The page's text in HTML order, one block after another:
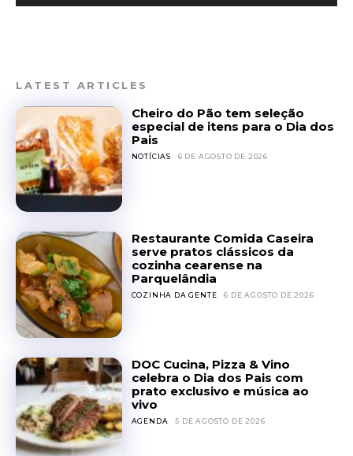
LATEST ARTICLES
Cheiro do Pão tem seleção
especial de itens para o Dia dos
Pais
NOTÍCIAS 6 DE AGOSTO DE 2026
Restaurante Comida Caseira
serve pratos clássicos da
cozinha cearense na
Parquelândia
COZINHA DA GENTE 6 DE AGOSTO DE 2026
DOC Cucina, Pizza & Vino
celebra o Dia dos Pais com
prato exclusivo e música ao
vivo
AGENDA 5 DE AGOSTO DE 2026